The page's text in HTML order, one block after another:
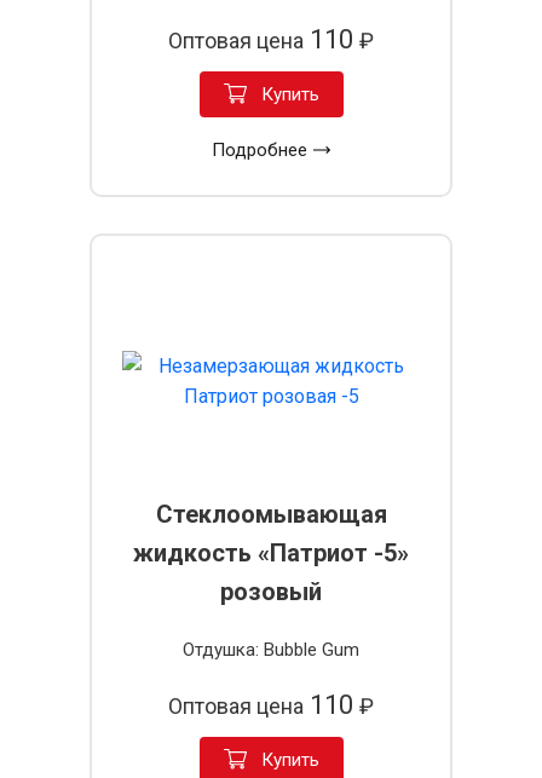
Оптовая цена 110 ₽
Купить
Подробнее
Стеклоомывающая
жидкость «Патриот -5»
розовый
Отдушка: Bubble Gum
Оптовая цена 110 ₽
Купить